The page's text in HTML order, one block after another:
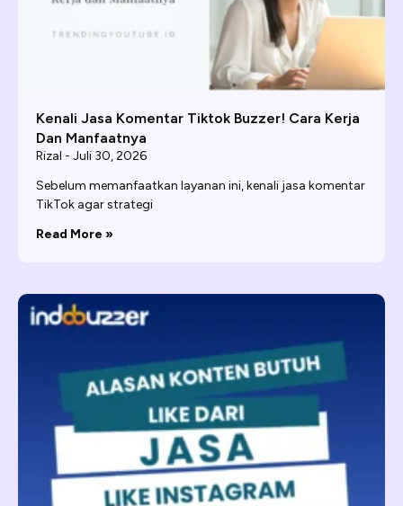
Kenali Jasa Komentar Tiktok Buzzer! Cara Kerja
Dan Manfaatnya
Rizal
Juli 30, 2026
Sebelum memanfaatkan layanan ini, kenali jasa komentar
TikTok agar strategi
Read More »